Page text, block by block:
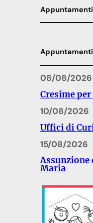
08/08/2026
Cresime
10/08/2026
Uffici di
15/08/2026
Assunzione
Maria